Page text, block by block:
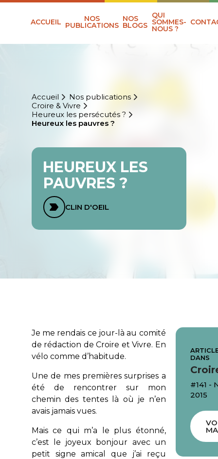
ACCUEIL NOS
PUBLICATIONS
NOS
BLOGS
QUI
SOMMES-
NOUS ?
Accueil
Nos publications
Croire & Vivre
Heureux les persécutés ?
Heureux les pauvres ?
HEUREUX LES
PAUVRES ?
CLIN D'OEIL
Je me rendais ce jour-là au comité
de rédaction de Croire et Vivre. En
vélo comme d’habitude.
Une de mes premières surprises a
été de rencontrer sur mon
chemin des tentes là où je n’en
avais jamais vues.
Mais ce qui m’a le plus étonné,
c’est le joyeux bonjour avec un
petit signe amical que j’ai reçu
DANS
#141 -
2015